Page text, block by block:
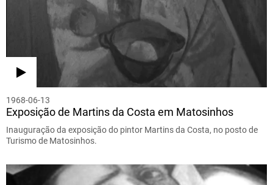
1968-06-13
Exposição de Martins da Costa em Matosinhos
Inauguração da exposição do pintor Martins da Costa, no posto de
Turismo de Matosinhos.